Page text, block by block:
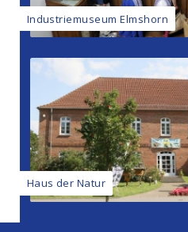
Industriemuseum Elmshorn
Haus der Natur